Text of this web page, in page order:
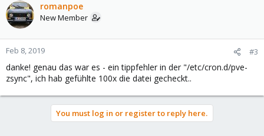
romanpoe
New Member
Feb 8, 2019 #3
danke! genau das war es - ein tippfehler in der "/etc/cron.d/pve-
zsync", ich hab gefühlte 100x die datei gecheckt..
You must log in or register to reply here.